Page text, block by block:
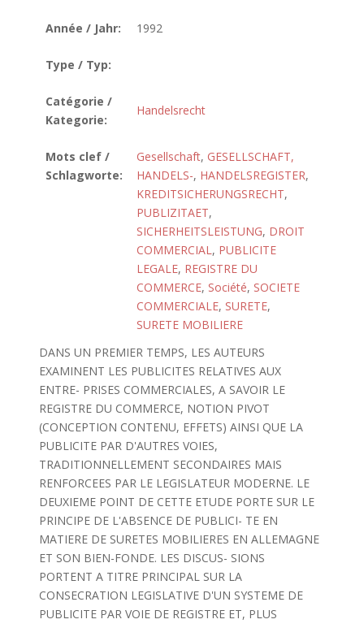
Année / Jahr: 1992
Type / Typ:
Catégorie /
Kategorie:
Handelsrecht
Mots clef /
Schlagworte:
Gesellschaft, GESELLSCHAFT,
HANDELS-, HANDELSREGISTER,
KREDITSICHERUNGSRECHT,
PUBLIZITAET,
SICHERHEITSLEISTUNG, DROIT
COMMERCIAL, PUBLICITE
LEGALE, REGISTRE DU
COMMERCE, Société, SOCIETE
COMMERCIALE, SURETE,
SURETE MOBILIERE
DANS UN PREMIER TEMPS, LES AUTEURS
EXAMINENT LES PUBLICITES RELATIVES AUX
ENTRE- PRISES COMMERCIALES, A SAVOIR LE
REGISTRE DU COMMERCE, NOTION PIVOT
(CONCEPTION CONTENU, EFFETS) AINSI QUE LA
PUBLICITE PAR D'AUTRES VOIES,
TRADITIONNELLEMENT SECONDAIRES MAIS
RENFORCEES PAR LE LEGISLATEUR MODERNE. LE
DEUXIEME POINT DE CETTE ETUDE PORTE SUR LE
PRINCIPE DE L'ABSENCE DE PUBLICI- TE EN
MATIERE DE SURETES MOBILIERES EN ALLEMAGNE
ET SON BIEN-FONDE. LES DISCUS- SIONS
PORTENT A TITRE PRINCIPAL SUR LA
CONSECRATION LEGISLATIVE D'UN SYSTEME DE
PUBLICITE PAR VOIE DE REGISTRE ET, PLUS